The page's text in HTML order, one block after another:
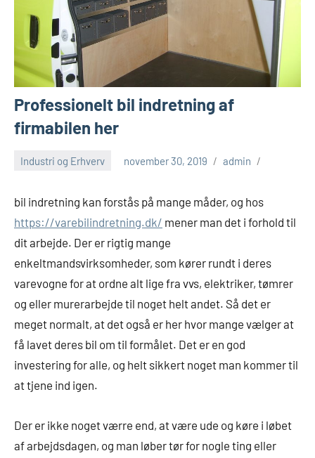
Professionelt bil indretning af
firmabilen her
Industri og Erhverv november 30, 2019 admin
bil indretning kan forstås på mange måder, og hos
https://varebilindretning.dk/ mener man det i forhold til
dit arbejde. Der er rigtig mange
enkeltmandsvirksomheder, som kører rundt i deres
varevogne for at ordne alt lige fra vvs, elektriker, tømrer
og eller murerarbejde til noget helt andet. Så det er
meget normalt, at det også er her hvor mange vælger at
få lavet deres bil om til formålet. Det er en god
investering for alle, og helt sikkert noget man kommer til
at tjene ind igen.
Der er ikke noget værre end, at være ude og køre i løbet
af arbejdsdagen, og man løber tør for nogle ting eller